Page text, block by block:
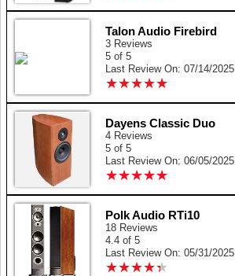
Talon Audio Firebird
3 Reviews
5 of 5
Last Review On: 07/14/2025
★★★★★
★★★★★
Dayens Classic Duo
4 Reviews
5 of 5
Last Review On: 06/05/2025
★★★★★
★★★★★
Polk Audio RTi10
18 Reviews
4.4 of 5
Last Review On: 05/31/2025
★★★★★
★★★★★